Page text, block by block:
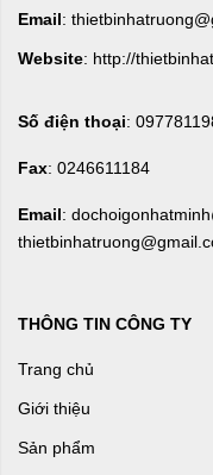
Email:
Website: http://
Số điện thoại:
Fax: 0246611184
Email:
THÔNG TIN CÔNG TY
Trang chủ
Giới thiệu
Sản phẩm